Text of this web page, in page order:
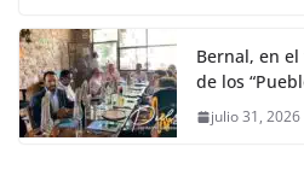
Bernal, en
de los
julio 31, 2026